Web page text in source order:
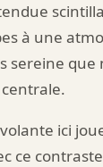
à une
sereine que
ici
ce